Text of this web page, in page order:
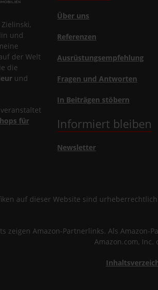
und
der Welt
die
und
für
Über uns
Referenzen
Ausrüstungsempfehlung
Fragen und Antworten
In Beiträgen stöbern
Informiert bleiben
Newsletter
auf dieser Website sind
zeigen Amazon-Partnerlinks. Als
Amazon.com,